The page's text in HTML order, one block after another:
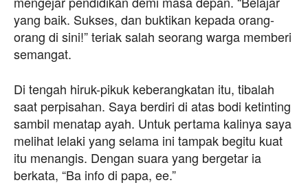
yang baik. Sukses, dan buktikan kepada orang-
orang di sini!” teriak salah seorang warga memberi
semangat.
Di tengah hiruk-pikuk keberangkatan itu, tibalah
saat perpisahan. Saya berdiri di atas bodi ketinting
sambil menatap ayah. Untuk pertama kalinya saya
melihat lelaki yang selama ini tampak begitu kuat
itu menangis. Dengan suara yang bergetar ia
berkata, “Ba info di papa, ee.”